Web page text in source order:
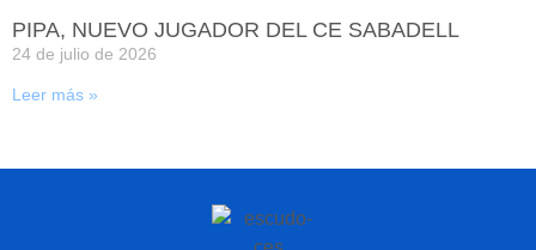
PIPA, NUEVO JUGADOR DEL CE SABADELL
24 de julio de 2026
Leer más »